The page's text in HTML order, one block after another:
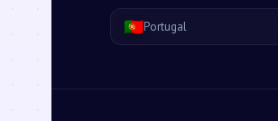
🇵🇹Portugal